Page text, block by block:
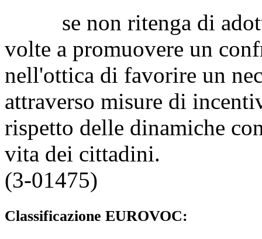
se non ritenga di
volte a promuovere un
nell'ottica di favorire un
attraverso misure di
rispetto delle dinamiche
vita dei cittadini.
(3-01475)
Classificazione EUROVOC: